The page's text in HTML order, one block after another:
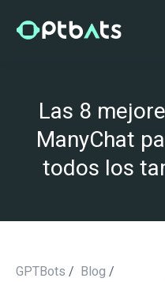
Las 8
ManyChat
todos los
GPTBots / Blog /